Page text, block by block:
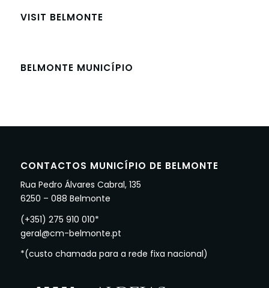
VISIT BELMONTE
BELMONTE MUNICÍPIO
CONTACTOS MUNICÍPIO DE BELMONTE
Rua Pedro Álvares Cabral, 135
6250 – 088 Belmonte
(+351) 275 910 010*
geral@cm-belmonte.pt
*(custo chamada para a rede fixa nacional)